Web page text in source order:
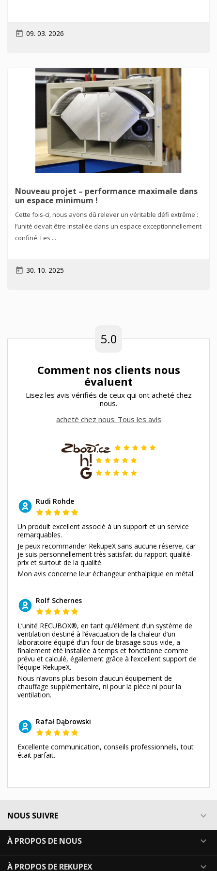
today 09. 03. 2026
Nouveau projet – performance maximale dans
un espace minimum !
Cette fois-ci, nous avons dû relever un véritable défi extrême :
l’unité devait être installée dans un espace exceptionnellement
confiné. Les ...
today 30. 10. 2025
5.0
Comment nos clients nous
évaluent
Lisez les avis vérifiés de ceux qui ont acheté chez
nous.
acheté chez nous. Tous les avis
Rudi Rohde
Un produit excellent associé à un support et un service
remarquables.
Je peux recommander RekupeX sans aucune réserve, car
je suis personnellement très satisfait du rapport qualité-
prix et surtout de la qualité.
Mon avis concerne leur échangeur enthalpique en métal.
Rolf Schernes
L’unité RECUBOX®, en tant qu’élément d’un système de
ventilation destiné à l’évacuation de la chaleur d’un
laboratoire équipé d’un four de brasage sous vide, a
finalement été installée à temps et fonctionne comme
prévu et calculé, également grâce à l’excellent support de
l’équipe RekupeX.
Nous n’avons plus besoin d’aucun équipement de
chauffage supplémentaire, ni pour la pièce ni pour la
ventilation.
Rafał Dąbrowski
Excellente communication, conseils professionnels, tout
était parfait.
NOUS SUIVRE 
À PROPOS DE NOUS 
À PROPOS DE REKUPEX 